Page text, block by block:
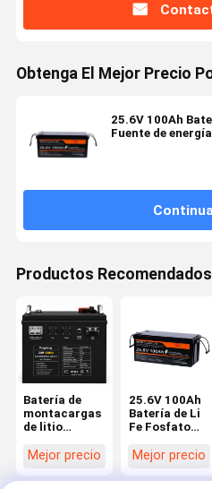
Obtenga El Mejor Precio
25.6V 100Ah
Fuente de
Productos Recomendados
Batería de
montacargas
de litio
de 24V 200Ah
de acero
Mejor precio
25.6V 100Ah
Batería de Li
Fe Fosfato
red Solución
Alta
Mejor precio